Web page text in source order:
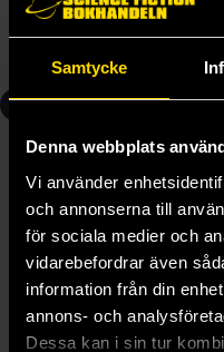
Samtycke
Denna webbplats
Vi använder
och annonserna till
för sociala medier och
vidarebefordrar även
information från din
annons- och
Dessa kan i sin tur
1